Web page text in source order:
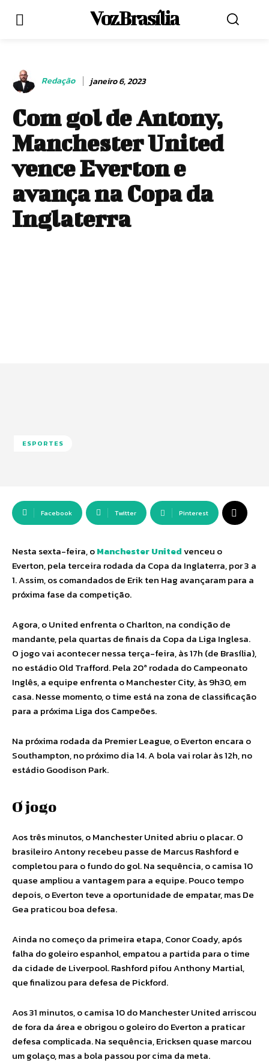
Voz Brasília
Redação janeiro 6, 2023
Com gol de Antony,
Manchester United
vence Everton e
avança na Copa da
Inglaterra
ESPORTES
Facebook Twitter Pinterest
Nesta sexta-feira, oManchester Unitedvenceu o
Everton, pela terceira rodada da Copa da Inglaterra, por 3 a
1. Assim, os comandados de Erik ten Hag avançaram para a
próxima fase da competição.
Agora, o United enfrenta o Charlton, na condição de
mandante, pela quartas de finais da Copa da Liga Inglesa.
O jogo vai acontecer nessa terça-feira, às 17h (de Brasília),
no estádio Old Trafford. Pela 20ª rodada do Campeonato
Inglês, a equipe enfrenta o Manchester City, às 9h30, em
casa. Nesse momento, o time está na zona de classificação
para a próxima Liga dos Campeões.
Na próxima rodada da Premier League, o Everton encara o
Southampton, no próximo dia 14. A bola vai rolar às 12h, no
estádio Goodison Park.
O jogo
Aos três minutos, o Manchester United abriu o placar. O
brasileiro Antony recebeu passe de Marcus Rashford e
completou para o fundo do gol. Na sequência, o camisa 10
quase ampliou a vantagem para a equipe. Pouco tempo
depois, o Everton teve a oportunidade de empatar, mas De
Gea praticou boa defesa.
Ainda no começo da primeira etapa, Conor Coady, após
falha do goleiro espanhol, empatou a partida para o time
da cidade de Liverpool. Rashford pifou Anthony Martial,
que finalizou para defesa de Pickford.
Aos 31 minutos, o camisa 10 do Manchester United arriscou
de fora da área e obrigou o goleiro do Everton a praticar
defesa complicada. Na sequência, Ericksen quase marcou
um golaço, mas a bola passou por cima da meta.